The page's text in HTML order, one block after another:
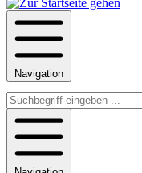
Navigation